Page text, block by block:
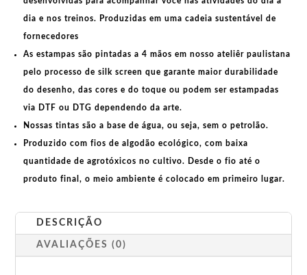
dia e nos treinos. Produzidas em umacadeia sustentável de
fornecedores
As estampas são pintadas a 4 mãos em nosso ateliêr paulistana
pelo processo de silk screen que garante maior durabilidade
do desenho, das cores e do toque ou podem ser estampadas
via DTF ou DTG dependendo da arte.
Nossas tintas são a base de água, ou seja, sem o petrolão.
Produzido com fios de algodão ecológico, com baixa
quantidade de agrotóxicos no cultivo. Desde o fio até o
produto final, o meio ambiente é colocado em primeiro lugar.
DESCRIÇÃO
AVALIAÇÕES (0)